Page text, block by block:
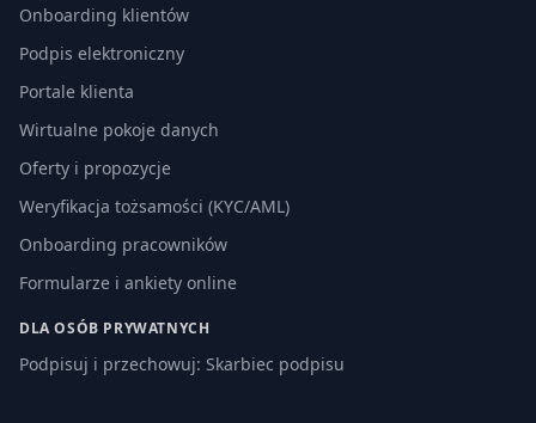
Onboarding klientów
Podpis elektroniczny
Portale klienta
Wirtualne pokoje danych
Oferty i propozycje
Weryfikacja tożsamości (KYC/AML)
Onboarding pracowników
Formularze i ankiety online
DLA OSÓB PRYWATNYCH
Podpisuj i przechowuj: Skarbiec podpisu